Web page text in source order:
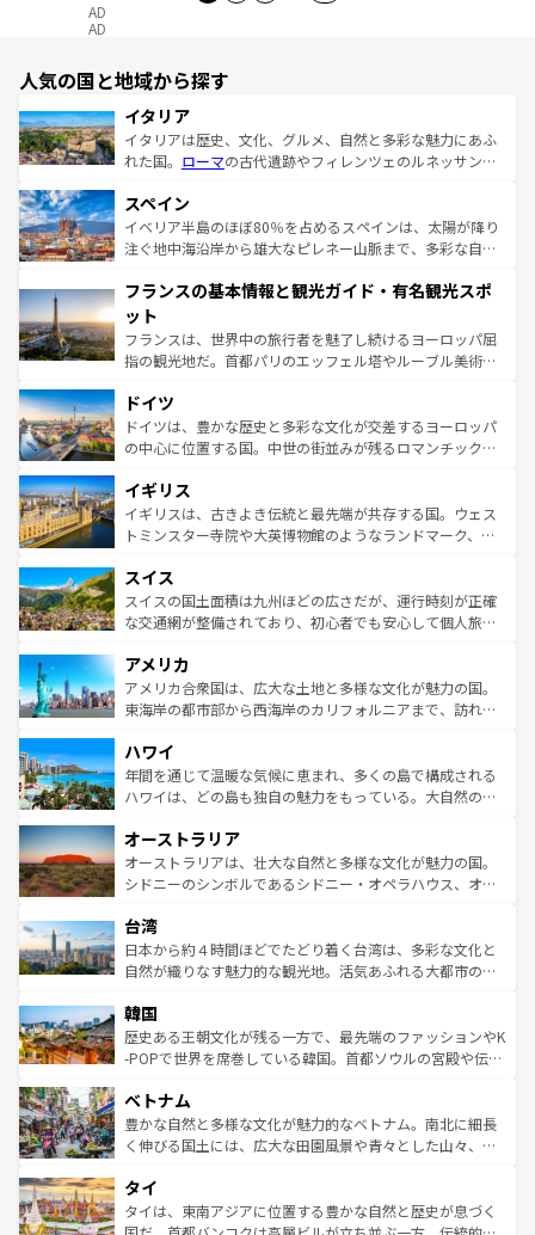
AD
AD
人気の国と地域から探す
イタリア
イタリアは歴史、文化、グルメ、自然と多彩な魅力にあふ
れた国。 ローマの古代遺跡やフィレンツェのルネッサンス
ろん、トスカーナの美しい田園風景やアマルフィ海岸の絶
景など、自然景観も見逃せない。観光の合間には、本場の
ピザやパスタなど、絶品のイタリア料理を堪能することも
ませてくれるイタリアで、忘れられない旅をしてみよう！
なお、新着のイタリア情報は
しい。
スペイン
イベリア半島のほぼ80％を占めるスペインは、太陽が降り
注ぐ地中海沿岸から雄大なピレネー山脈まで、多彩な自然
文化が根付くこの国では、情熱的なフラメンコ、熱気あふ
れる闘牛、そして美味しいタパスが生活の一部となってい
る。首都マドリードの洗練された雰囲気や、バルセロナの
アートに溢れた街角から、地方では古代ローマ遺跡や中世
せる。地方によって風土や気候が異なるスペインはその個
性で訪れる人を魅了する。 なお、新着のスペイン情報は コ
ンテンツ一覧を参照してほしい。
フランスの基本情報と観光ガイド・有名観光スポ
ット
フランスは、世界中の旅行者を魅了し続けるヨーロッパ屈
指の観光地だ。首都パリのエッフェル塔やルーブル美術館
で、幅広い魅力が詰まっている。華麗な宮殿、歴史的な大
聖堂、美しいビーチ、そして豊かな自然が、訪れる者を心
から魅了する。また、フランスは美食の国としても知ら
いる。シャンパンの発祥地であるランス、プロヴァンスの
香り高いラベンダー畑など、多彩な楽しみ方が可能だ。さ
らに、パリ以外の地域にも魅力が溢れており、どの街角に
れる地方に足を運ぶとそれぞれで全く異なる文化を体験で
きるだろう。 なお、新着のフランス情報はコンテンツ一覧
を参照してほしい。
ドイツ
ドイツは、豊かな歴史と多彩な文化が交差するヨーロッパ
の中心に位置する国。中世の街並みが残るロマンチック街
顔を持つこの国は、どこを歩いても飽きることがない。ベ
ルリンの文化的活気、バイエルン州のアルプスの絶景、そ
してライン川沿いのワイン畑といった風景は必見。ビール
は、お酒好きな人にはぜひ体験してほしい。 なお、新着の
ドイツ情報はコンテンツ一覧を参照してほしい。
イギリス
イギリスは、古きよき伝統と最先端が共存する国。ウェス
トミンスター寺院や大英博物館のようなランドマーク、歴
リアごとに異なる魅力がある。また、優雅なアフタヌーン
ティー、ビール好きにはたまらない英国パブ、サッカー観
戦など、本場だからこそできる体験も豊富。イギリスを旅
ンツ一覧を参照してほしい。
スイス
スイスの国土面積は九州ほどの広さだが、運行時刻が正確
な交通網が整備されており、初心者でも安心して個人旅行
の建物がそのまま残る町や、スイスならではのユニークな
博物館もあり、アルプス観光だけでなく町歩きも満喫する
ことができる。国民の所得が高いため物価も高いが、旅行
ば市内交通費無料で観光を楽しむこともできる。 なお、新
着のスイス情報はコンテンツ一覧 を参照してほしい。
アメリカ
アメリカ合衆国は、広大な土地と多様な文化が魅力の国。
東海岸の都市部から西海岸のカリフォルニアまで、訪れる
のような巨大都市は、観光、ショッピング、エンターテイ
ンメントが詰まった刺激的なスポットだ。一方、アメリカ
西部には大自然が広がり、グランドキャニオンやイエロー
部のニューオーリンズでは、音楽と美食が融合した独特の
文化が魅力。旅行者はアメリカの各地域で異なる魅力を楽
しみながら、その多様性と豊かな歴史を感じることができ
ならではの贅沢な旅のスタイルだ。 なお、新着のアメリカ
情報はコンテンツ一覧を参照してほしい。
ハワイ
年間を通じて温暖な気候に恵まれ、多くの島で構成される
ハワイは、どの島も独自の魅力をもっている。大自然の神
ワイ島は見逃せない。また、定番の観光地といえばオアフ
島だが、静かな自然を求めるならマウイ島やカウアイ島が
おすすめ。エメラルドグリーンに輝く海をはじめ、豊かな
れるおもてなしの心で訪れる人々を迎えてくれるハワイの
人々、おいしいローカルフードやハワイアンミュージッ
ク、伝統的なフラダンスなど、すべてがハワイの魅力を彩
ワイを、存分に味わってほしい。 なお、新着のハワイ情報
はコンテンツ一覧を参照してほしい。
オーストラリア
オーストラリアは、壮大な自然と多様な文化が魅力の国。
シドニーのシンボルであるシドニー・オペラハウス、オー
リアリーフや大陸中央部にそびえるウルル（エアーズロッ
ク）、タスマニアの美しい原生林やケアンズの熱帯雨林な
ど、見どころがたくさん。また、カフェやワイン、オージ
いる。アクティビティも充実しており、サーフィンやダイ
ビング、ハイキングなど、アウトドア好きにはたまらな
い。オーストラリアの多彩な魅力を存分に味わいつくそ
参照してほしい。
台湾
日本から約４時間ほどでたどり着く台湾は、多彩な文化と
自然が織りなす魅力的な観光地。活気あふれる大都市の台
ン）、静ひつな山岳地帯である台湾東部など、都市の喧騒
と山間の静けさが共存しており、訪れる人に新しい発見と
驚きをもたらしてくれる。また、奥深い台湾の食文化も魅
容にもいいと評判のスイーツなど、バラエティ豊かな料理
が味わえる。 なお、新着の台湾情報は コンテンツ一覧を参
照してほしい。
韓国
歴史ある王朝文化が残る一方で、最先端のファッションやK
-POPで世界を席巻している韓国。首都ソウルの宮殿や伝統
き、地方に足を延ばせば四季折々の自然美を楽しむことが
できる。そして、キムチや焼肉、絶品のストリートフード
まで、さまざまな韓国料理が待っている。夜には、韓国な
リティに包まれながら、韓国の多彩な魅力を心ゆくまで味
わってみてほしい。 なお、新着の韓国情報はコンテンツ一
覧を参照してほしい。
ベトナム
豊かな自然と多様な文化が魅力的なベトナム。南北に細長
く伸びる国土には、広大な田園風景や青々とした山々、世
急速な発展と共に伝統が息づく。ハノイの古い町並みやホ
ーチミン市のフランス統治時代の建物も、独特の雰囲気を
醸し出している。また、バラエティの豊かさとおいしさで
タイ
タイは、東南アジアに位置する豊かな自然と歴史が息づく